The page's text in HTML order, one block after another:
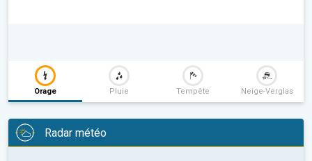
Orage Pluie Tempête Neige-Verglas
Radar météo